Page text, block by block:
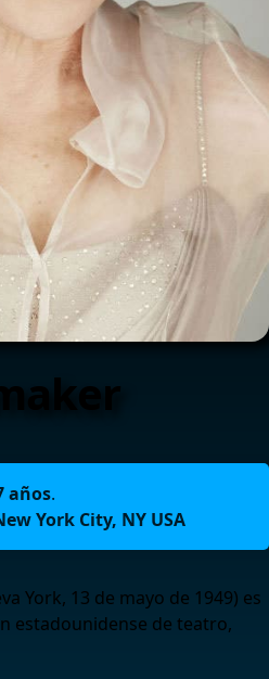
años.
York City, NY USA
York, 13 de mayo de 1949) es
estadounidense de teatro,